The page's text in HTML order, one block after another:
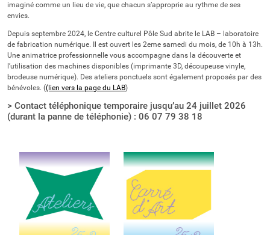
imaginé comme un lieu de vie, que chacun s’approprie au rythme de ses
envies.
Depuis septembre 2024, le Centre culturel Pôle Sud abrite le LAB – laboratoire
de fabrication numérique. Il est ouvert les 2eme samedi du mois, de 10h à 13h.
Une animatrice professionnelle vous accompagne dans la découverte et
l’utilisation des machines disponibles (imprimante 3D, découpeuse vinyle,
brodeuse numérique). Des ateliers ponctuels sont également proposés par des
bénévoles. ((lien vers la page du LAB)
> Contact téléphonique temporaire jusqu’au 24 juillet 2026
(durant la panne de téléphonie) : 06 07 79 38 18